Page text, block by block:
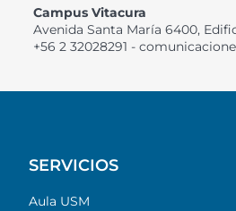
Campus Vitacura
Avenida Santa María 6400,
+56 2 32028291 -
SERVICIOS
Aula USM